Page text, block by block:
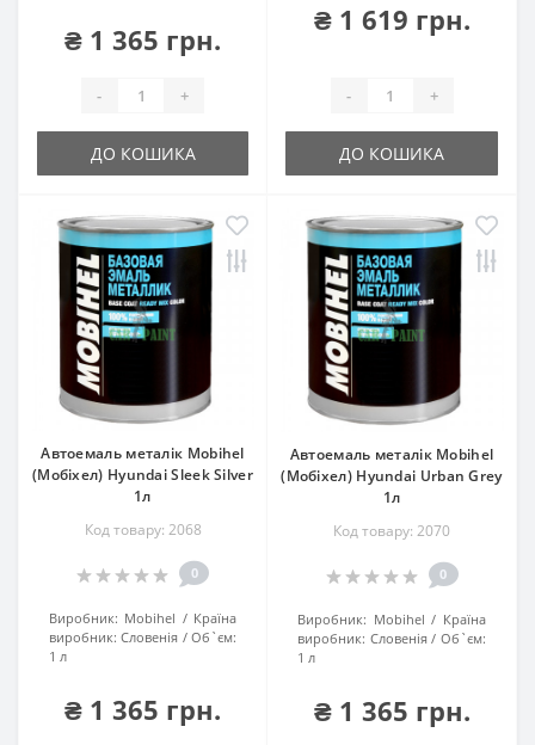
₴ 1 365 грн.
- +
ДО КОШИКА
₴ 1 619 грн.
- +
ДО КОШИКА
Автоемаль металік Mobihel
(Мобіхел) Hyundai Sleek Silver
1л
Код товару: 2068
0
Виробник: Mobihel
Країна
виробник: Словенія
Об`єм:
1 л
₴ 1 365 грн.
Автоемаль металік Mobihel
(Мобіхел) Hyundai Urban Grey
1л
Код товару: 2070
0
Виробник: Mobihel
Країна
виробник: Словенія
Об`єм:
1 л
₴ 1 365 грн.